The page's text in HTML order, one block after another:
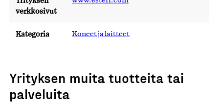
verkkosivut
Kategoria Koneet ja laitteet
Yrityksen muita tuotteita tai
palveluita